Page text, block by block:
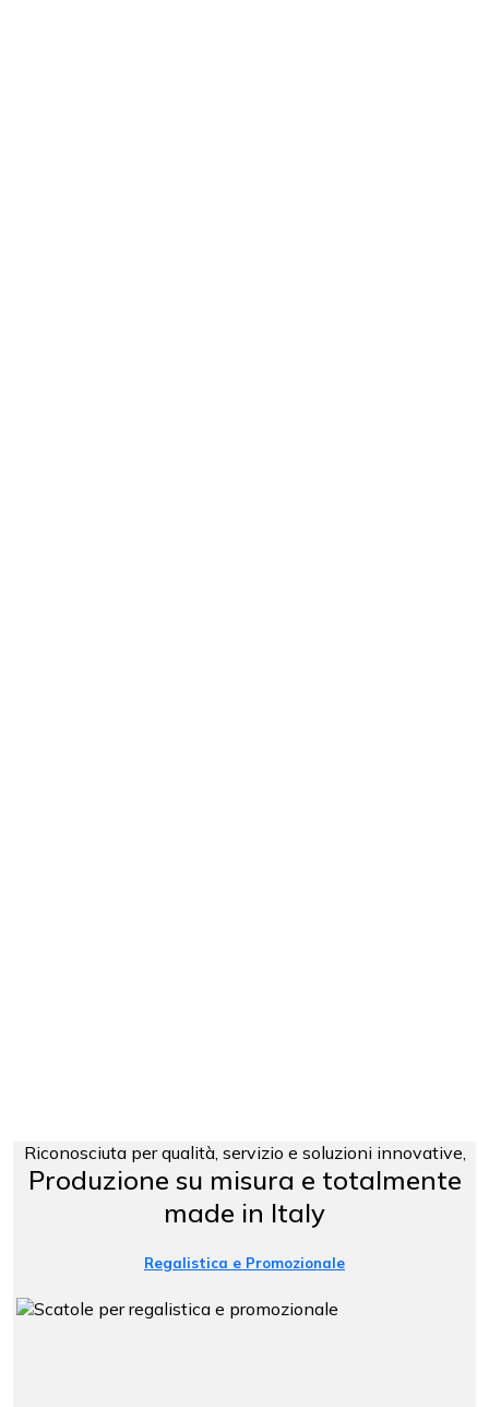
Riconosciuta per qualità, servizio e soluzioni innovative,
Produzione su misura e totalmente
made in Italy
Regalistica e Promozionale